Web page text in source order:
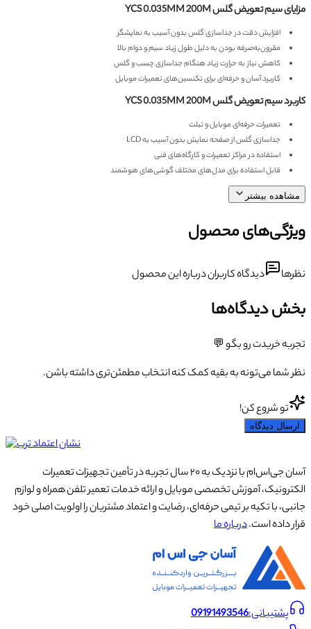
مزایای سیم تعویض گلس YCS 0.035MM 200M
افزایش دقت در جداسازی گلس بدون آسیب به نمایشگر
مقرون‌به‌صرفه بودن به دلیل طول زیاد سیم و دوام بالا
کاهش نیاز به حرارت زیاد هنگام جداسازی چسب و گلس
کاربرد آسان و حرفه‌ای برای تکنسین‌های تعمیرات موبایل
کاربرد سیم تعویض گلس YCS 0.035MM 200M
تعمیرات حرفه‌ای موبایل و تبلت
جداسازی گلس از صفحه نمایش بدون آسیب به LCD
استفاده در مراکز تعمیرات و کارگاه‌های فنی
قابل استفاده برای مدل‌های مختلف گوشی‌های هوشمند
مشاهده بیشتر
ویژگی‌های محصول
نظرها دیدگاه کاربران درباره این محصول
بخش دیدگاه‌ها
تجربه خریدت رو بگو 💬
نظر شما می‌تونه به بقیه کمک کنه انتخاب مطمئن‌تری داشته باشن.
تو شروع کن!
ارسال دیدگاه
آسان جی‌اس‌ام با نزدیک به ۲۰ سال تجربه در تأمین تجهیزات تعمیرات
الکترونیک، آموزش تخصصی موبایل و ارائه خدمات تعمیر تلفن همراه و لوازم
جانبی، با تکیه بر تیمی حرفه‌ای، رضایت و اعتماد مشتریان را اولویت اصلی خود
قرار داده است.درباره ما
پشتیبانی:09191493546